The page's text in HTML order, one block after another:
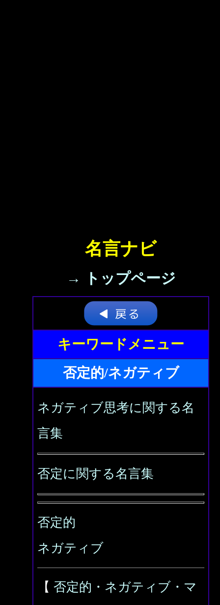
名言ナビ
→ トップページ
キーワードメニュー
否定的/ネガティブ
ネガティブ思考に関する名
言集
否定に関する名言集
否定的
ネガティブ
【 否定的・ネガティブ・マ